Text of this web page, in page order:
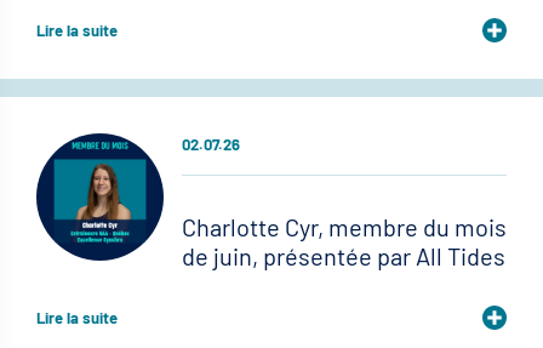
Lire la suite
02.07.26
Charlotte Cyr, membre du mois
de juin, présentée par All Tides
Lire la suite